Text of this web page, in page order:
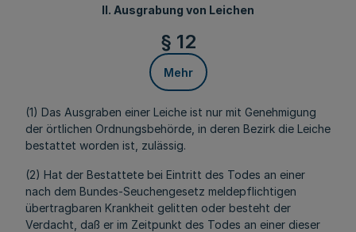
II. Ausgrabung von Leichen
§ 12
Mehr
(1) Das Ausgraben einer Leiche ist nur mit Genehmigung
der örtlichen Ordnungsbehörde, in deren Bezirk die Leiche
bestattet worden ist, zulässig.
(2) Hat der Bestattete bei Eintritt des Todes an einer
nach dem Bundes-Seuchengesetz meldepflichtigen
übertragbaren Krankheit gelitten oder besteht der
Verdacht, daß er im Zeitpunkt des Todes an einer dieser